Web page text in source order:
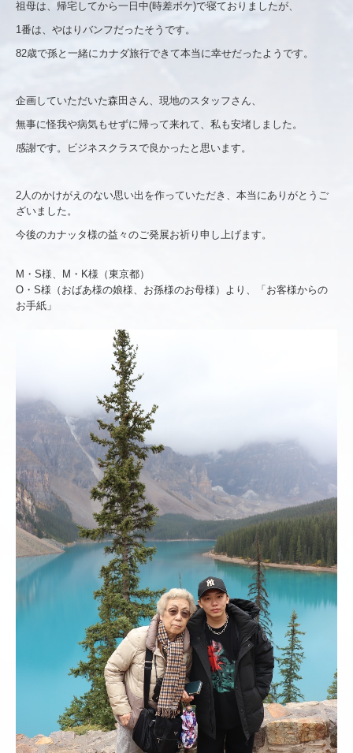
祖母は、帰宅してから一日中(時差ボケ)で寝ておりましたが、
1番は、やはりバンフだったそうです。
82歳で孫と一緒にカナダ旅行できて本当に幸せだったようです。
企画していただいた森田さん、現地のスタッフさん、
無事に怪我や病気もせずに帰って来れて、私も安堵しました。
感謝です。ビジネスクラスで良かったと思います。
2人のかけがえのない思い出を作っていただき、本当にありがとうご
ざいました。
今後のカナッタ様の益々のご発展お祈り申し上げます。
M・S様、M・K様（東京都）
O・S様（おばあ様の娘様、お孫様のお母様）より、「お客様からの
お手紙」